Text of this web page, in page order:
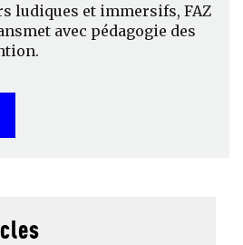
ludiques et immersifs, FAZ
avec pédagogie des